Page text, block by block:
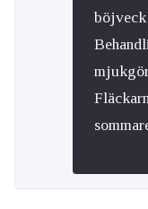
böjveck